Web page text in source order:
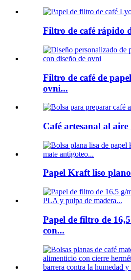
Filtro de café rápido
Filtro de café de
ovni...
Café artesanal al aire
Papel Kraft liso
Papel de filtro de
con...